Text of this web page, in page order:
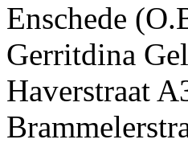
Enschede
Gerritdina
Haverstraat